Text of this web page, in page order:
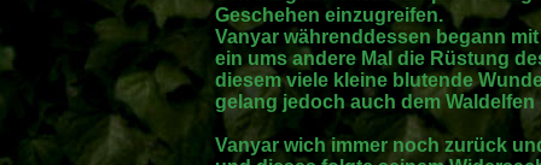
Geschehen einzugreifen.
Vanyar währenddessen begann
ein ums andere Mal die Rüstung
diesem viele kleine blutende
gelang jedoch auch dem Waldelfen
Vanyar wich immer noch zurück